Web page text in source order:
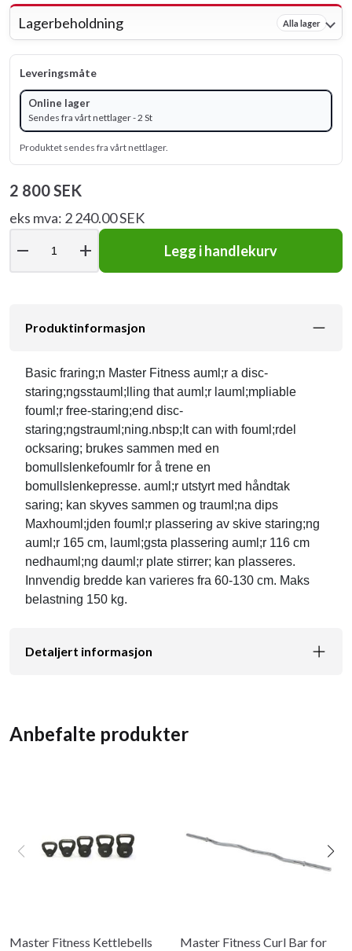
Lagerbeholdning Alla lager
Leveringsmåte
Online lager
Sendes fra vårt nettlager - 2 St
Produktet sendes fra vårt nettlager.
2 800 SEK
eks mva: 2 240.00 SEK
remove add Legg i handlekurv
Produktinformasjon
Basic fraring;n Master Fitness auml;r a disc-
staring;ngsstauml;lling that auml;r lauml;mpliable
fouml;r free-staring;end disc-
staring;ngstrauml;ning.nbsp;It can with fouml;rdel
ocksaring; brukes sammen med en
bomullslenkefoumlr for å trene en
bomullslenkepresse. auml;r utstyrt med håndtak
saring; kan skyves sammen og trauml;na dips
Maxhouml;jden fouml;r plassering av skive staring;ng
auml;r 165 cm, lauml;gsta plassering auml;r 116 cm
nedhauml;ng dauml;r plate stirrer; kan plasseres.
Innvendig bredde kan varieres fra 60-130 cm. Maks
belastning 150 kg.
Detaljert informasjon
Anbefalte produkter
Master Fitness Kettlebells
Master Fitness Curl Bar for